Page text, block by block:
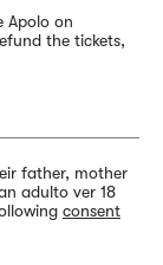
Apolo on
the tickets,
father, mother
adulto ver 18
consent